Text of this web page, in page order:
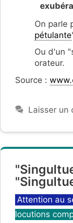
On parle
pétulante
Ou d'un
orateur.
Source :
Laisser un
Catégories
Attention au
locutions